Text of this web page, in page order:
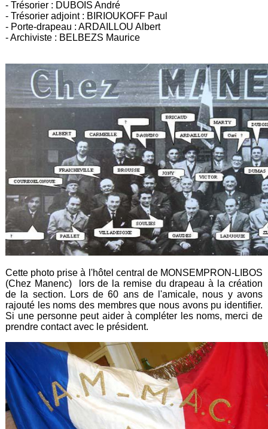
- Trésorier : DUBOIS André
- Trésorier adjoint : BIRIOUKOFF Paul
- Porte-drapeau : ARDAILLOU Albert
- Archiviste : BELBEZS Maurice
Cette photo prise à l'hôtel central de MONSEMPRON-LIBOS
(Chez Manenc) lors de la remise du drapeau à la création
de la section. Lors de 60 ans de l'amicale, nous y avons
rajouté les noms des membres que nous avons pu identifier.
Si une personne peut aider à compléter les noms, merci de
prendre contact avec le président.